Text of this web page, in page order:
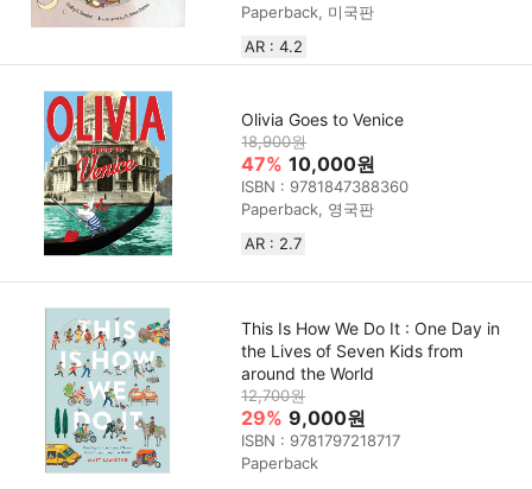
Paperback, 미국판
AR : 4.2
Olivia Goes to Venice
18,900원
47% 10,000원
ISBN : 9781847388360
Paperback, 영국판
AR : 2.7
This Is How We Do It : One Day in
the Lives of Seven Kids from
around the World
12,700원
29% 9,000원
ISBN : 9781797218717
Paperback